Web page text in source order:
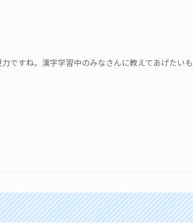
ですね。漢字学習中のみなさんに教えてあげたい